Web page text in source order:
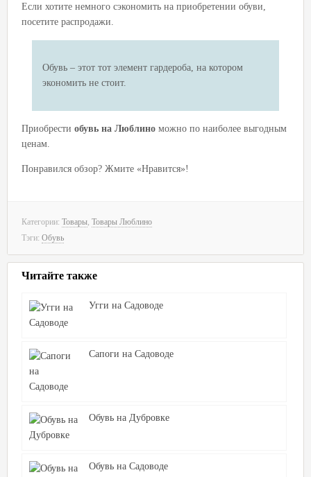
Если хотите немного сэкономить на приобретении обуви,
посетите распродажи.
Обувь – этот тот элемент гардероба, на котором
экономить не стоит.
Приобрести обувь на Люблино можно по наиболее выгодным
ценам.
Понравился обзор? Жмите «Нравится»!
Категории: Товары, Товары Люблино
Тэги: Обувь
Читайте также
Угги на Садоводе
Сапоги на Садоводе
Обувь на Дубровке
Обувь на Садоводе